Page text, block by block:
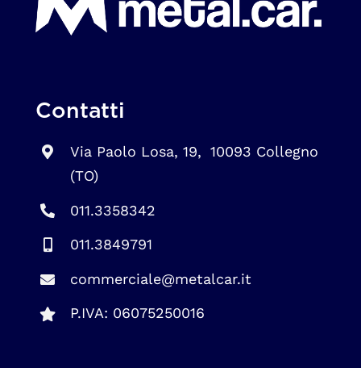
Contatti
Via Paolo Losa, 19, 10093 Collegno
(TO)
011.3358342
011.3849791
commerciale@metalcar.it
P.IVA: 06075250016